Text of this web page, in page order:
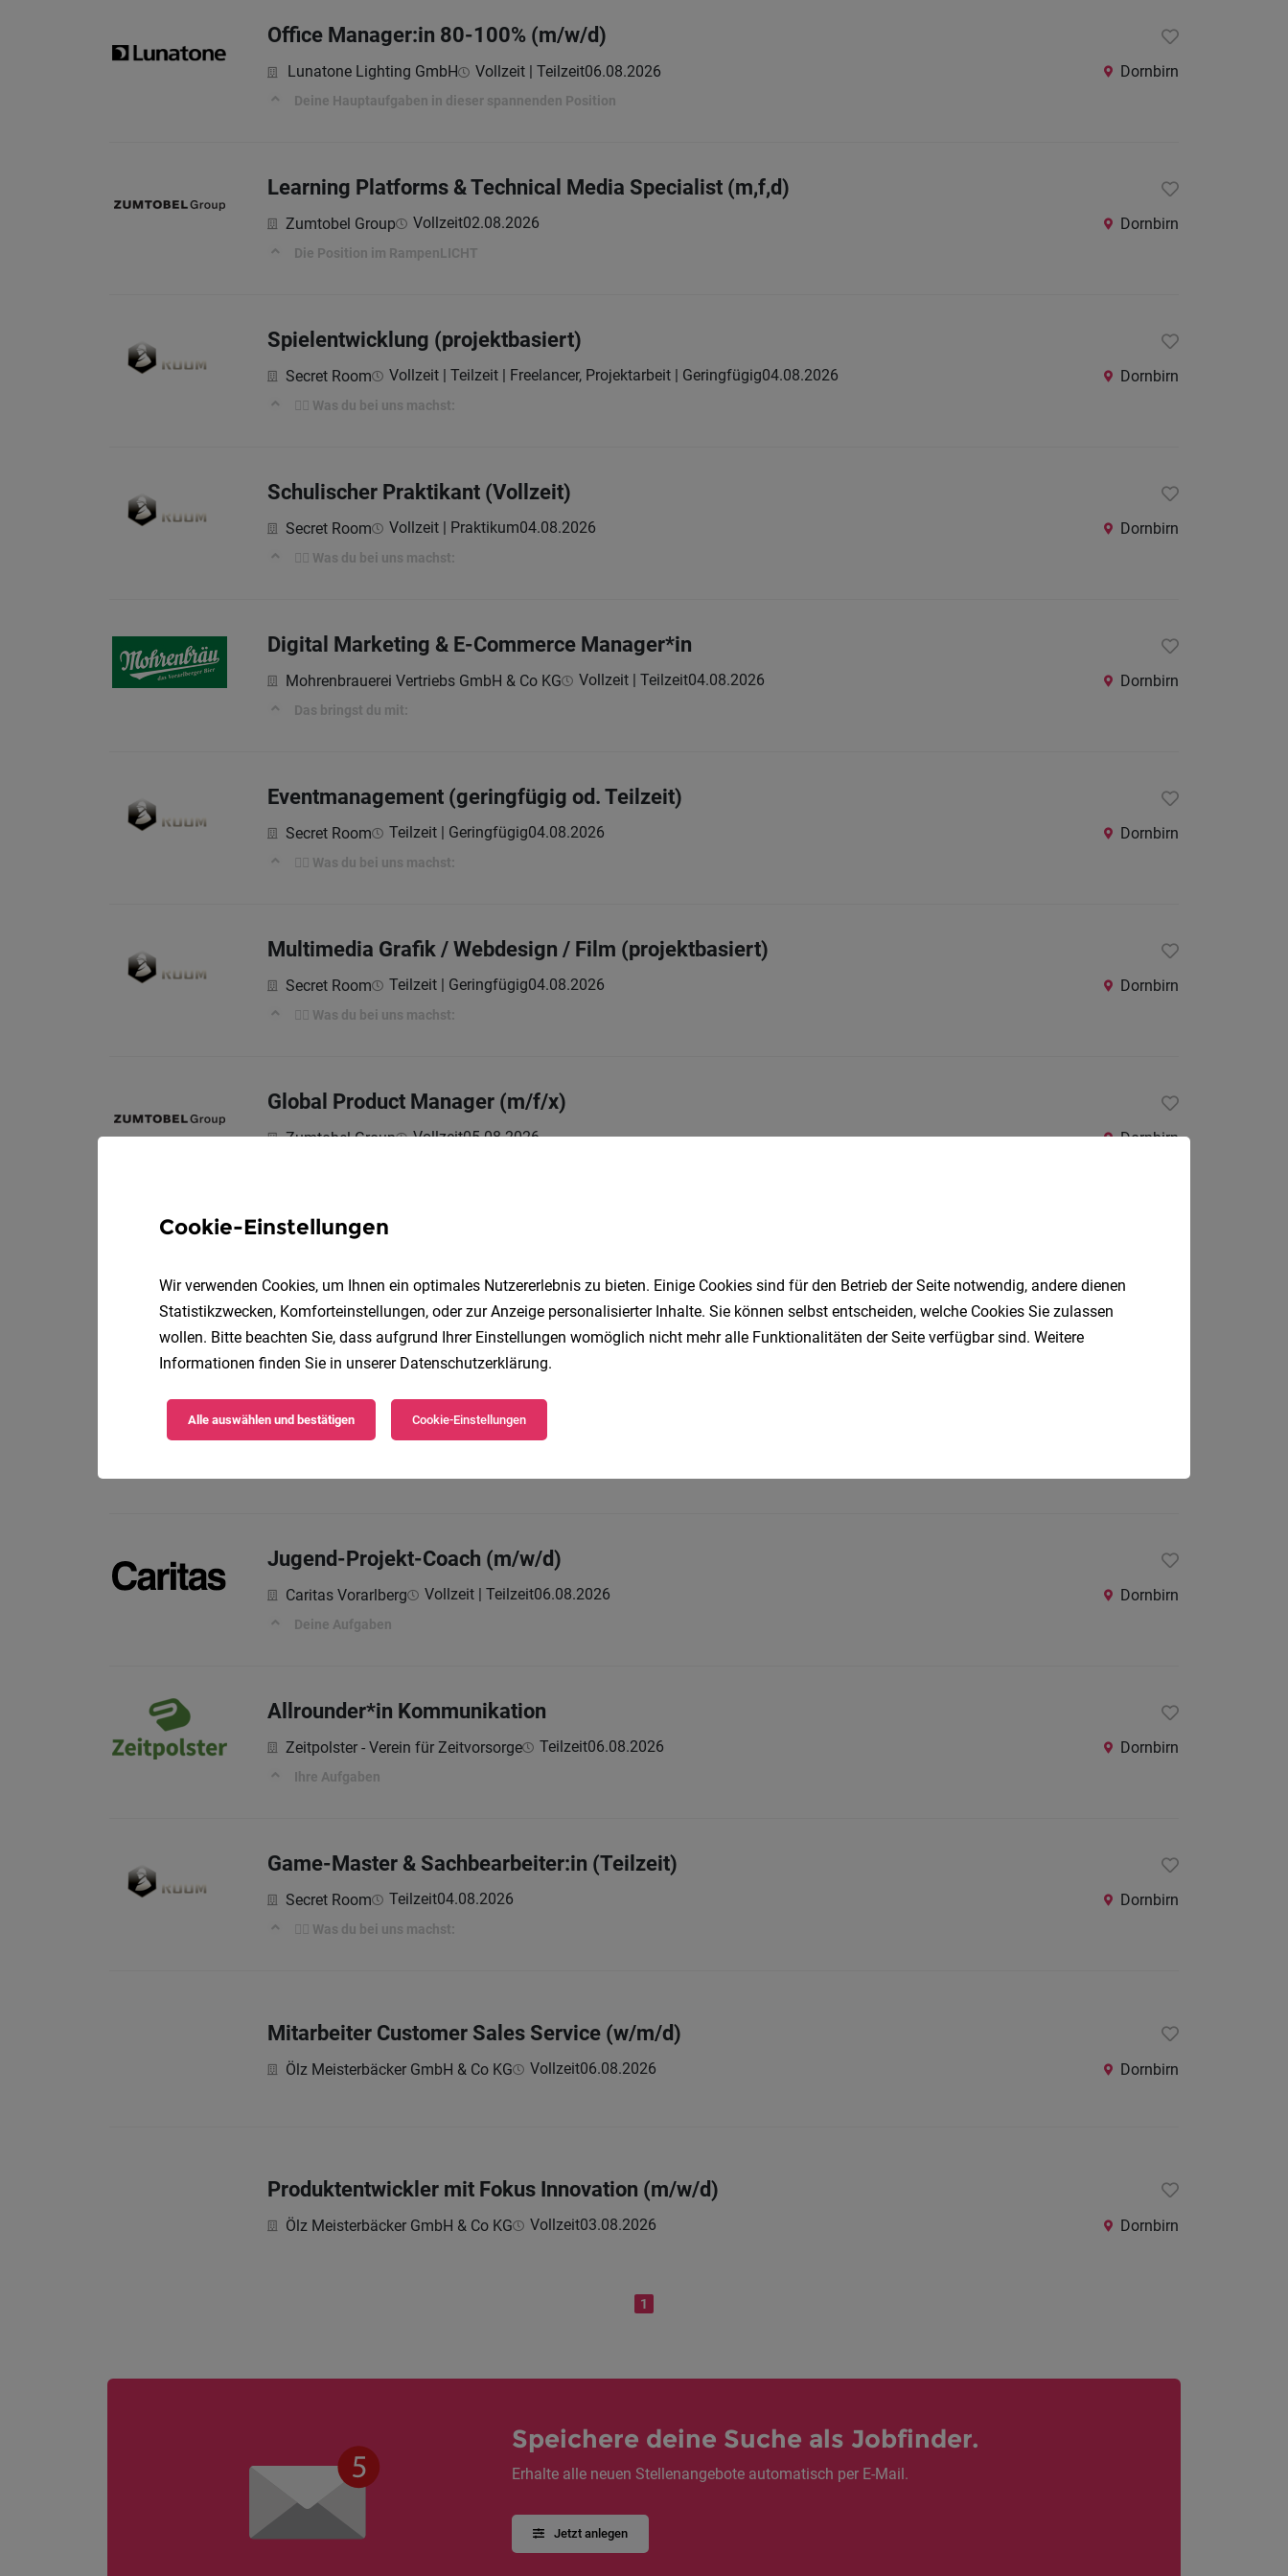
Office Manager:in 80-100% (m/w/d)
Lunatone Lighting GmbH Vollzeit | Teilzeit06.08.2026 Dornbirn
Deine Hauptaufgaben in dieser spannenden Position
Learning Platforms & Technical Media Specialist (m,f,d)
Zumtobel Group Vollzeit02.08.2026 Dornbirn
Die Position im RampenLICHT
Spielentwicklung (projektbasiert)
Secret Room Vollzeit | Teilzeit | Freelancer, Projektarbeit | Geringfügig04.08.2026 Dornbirn
🕵️‍♀️ Was du bei uns machst:
Schulischer Praktikant (Vollzeit)
Secret Room Vollzeit | Praktikum04.08.2026 Dornbirn
🕵️‍♀️ Was du bei uns machst:
Digital Marketing & E-Commerce Manager*in
Mohrenbrauerei Vertriebs GmbH & Co KG Vollzeit | Teilzeit04.08.2026 Dornbirn
Das bringst du mit:
Eventmanagement (geringfügig od. Teilzeit)
Secret Room Teilzeit | Geringfügig04.08.2026 Dornbirn
🕵️‍♀️ Was du bei uns machst:
Multimedia Grafik / Webdesign / Film (projektbasiert)
Secret Room Teilzeit | Geringfügig04.08.2026 Dornbirn
🕵️‍♀️ Was du bei uns machst:
Global Product Manager (m/f/x)
Zumtobel Group Vollzeit05.08.2026 Dornbirn
Zumtobel Group Vollzeit | befristet | Praktikum01.08.2026 Dornbirn
Die Position im RampenLICHT
Backoffice und/oder Buchhaltung (geringfügig od. Teilzeit)
Secret Room Teilzeit | Geringfügig04.08.2026
Jugend-Projekt-Coach (m/w/d)
Caritas Vorarlberg Vollzeit | Teilzeit06.08.2026 Dornbirn
Deine Aufgaben
Allrounder*in Kommunikation
Zeitpolster - Verein für Zeitvorsorge Teilzeit06.08.2026 Dornbirn
Ihre Aufgaben
Game-Master & Sachbearbeiter:in (Teilzeit)
Secret Room Teilzeit04.08.2026 Dornbirn
🕵️‍♀️ Was du bei uns machst:
Mitarbeiter Customer Sales Service (w/m/d)
Ölz Meisterbäcker GmbH & Co KG Vollzeit06.08.2026 Dornbirn
Produktentwickler mit Fokus Innovation (m/w/d)
Ölz Meisterbäcker GmbH & Co KG Vollzeit03.08.2026 Dornbirn
1
Speichere deine Suche als Jobfinder.
Erhalte alle neuen Stellenangebote automatisch per E-Mail.
Jetzt anlegen
Cookie-Einstellungen
Wir verwenden Cookies, um Ihnen ein optimales Nutzererlebnis zu bieten. Einige Cookies sind für den Betrieb der Seite notwendig, andere dienen
Statistikzwecken, Komforteinstellungen, oder zur Anzeige personalisierter Inhalte. Sie können selbst entscheiden, welche Cookies Sie zulassen
wollen. Bitte beachten Sie, dass aufgrund Ihrer Einstellungen womöglich nicht mehr alle Funktionalitäten der Seite verfügbar sind. Weitere
Informationen finden Sie in unserer Datenschutzerklärung.
Alle auswählen und bestätigen Cookie-Einstellungen